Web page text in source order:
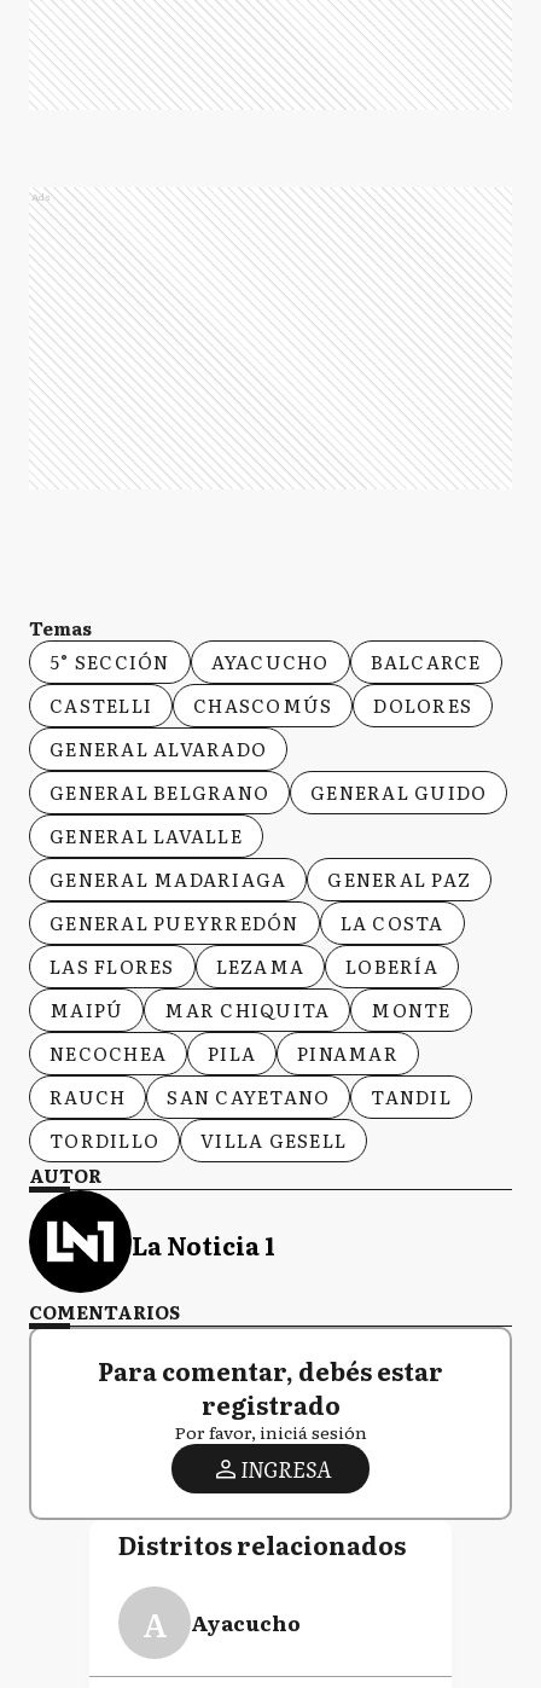
Ads
Temas
5° SECCIÓN
AYACUCHO
BALCARCE
CASTELLI
CHASCOMÚS
DOLORES
GENERAL ALVARADO
GENERAL BELGRANO
GENERAL GUIDO
GENERAL LAVALLE
GENERAL MADARIAGA
GENERAL PAZ
GENERAL PUEYRREDÓN
LA COSTA
LAS FLORES
LEZAMA
LOBERÍA
MAIPÚ
MAR CHIQUITA
MONTE
NECOCHEA
PILA
PINAMAR
RAUCH
SAN CAYETANO
TANDIL
TORDILLO
VILLA GESELL
AUTOR
La Noticia 1
COMENTARIOS
Para comentar, debés estar
registrado
Por favor, iniciá sesión
INGRESA
Distritos relacionados
A Ayacucho